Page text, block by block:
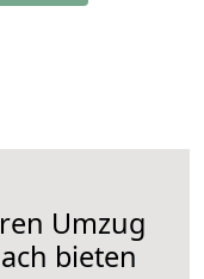
Umzug
bieten